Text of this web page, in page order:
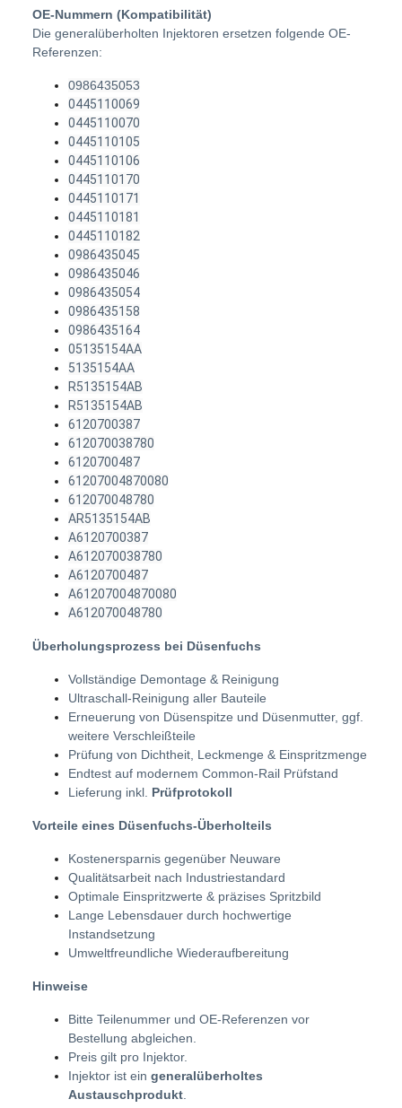
OE-Nummern (Kompatibilität)
Die generalüberholten Injektoren ersetzen folgende OE-
Referenzen:
0986435053
0445110069
0445110070
0445110105
0445110106
0445110170
0445110171
0445110181
0445110182
0986435045
0986435046
0986435054
0986435158
0986435164
05135154AA
5135154AA
R5135154AB
R5135154AB
6120700387
612070038780
6120700487
61207004870080
612070048780
AR5135154AB
A6120700387
A612070038780
A6120700487
A61207004870080
A612070048780
Überholungsprozess bei Düsenfuchs
Vollständige Demontage & Reinigung
Ultraschall-Reinigung aller Bauteile
Erneuerung von Düsenspitze und Düsenmutter, ggf.
weitere Verschleißteile
Prüfung von Dichtheit, Leckmenge & Einspritzmenge
Endtest auf modernem Common-Rail Prüfstand
Lieferung inkl. Prüfprotokoll
Vorteile eines Düsenfuchs-Überholteils
Kostenersparnis gegenüber Neuware
Qualitätsarbeit nach Industriestandard
Optimale Einspritzwerte & präzises Spritzbild
Lange Lebensdauer durch hochwertige
Instandsetzung
Umweltfreundliche Wiederaufbereitung
Hinweise
Bitte Teilenummer und OE-Referenzen vor
Bestellung abgleichen.
Preis gilt pro Injektor.
Injektor ist ein generalüberholtes
Austauschprodukt